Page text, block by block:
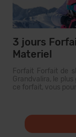
3 jours
Materiel
Forfait Forfait de
Grandvalira, le
ce forfait, vous